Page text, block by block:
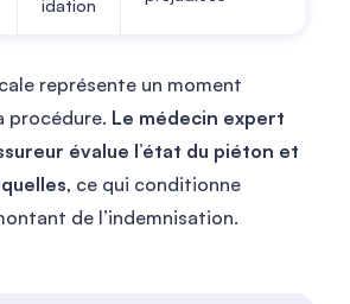
idation
représente un moment
procédure. Le médecin expert
évalue l’état du piéton et
, ce qui conditionne
de l’indemnisation.